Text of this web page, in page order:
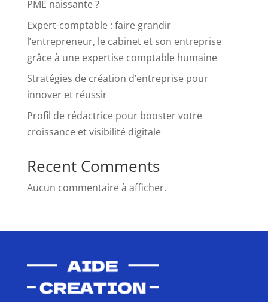
PME naissante ?
Expert-comptable : faire grandir
l’entrepreneur, le cabinet et son entreprise
grâce à une expertise comptable humaine
Stratégies de création d’entreprise pour
innover et réussir
Profil de rédactrice pour booster votre
croissance et visibilité digitale
Recent Comments
Aucun commentaire à afficher.